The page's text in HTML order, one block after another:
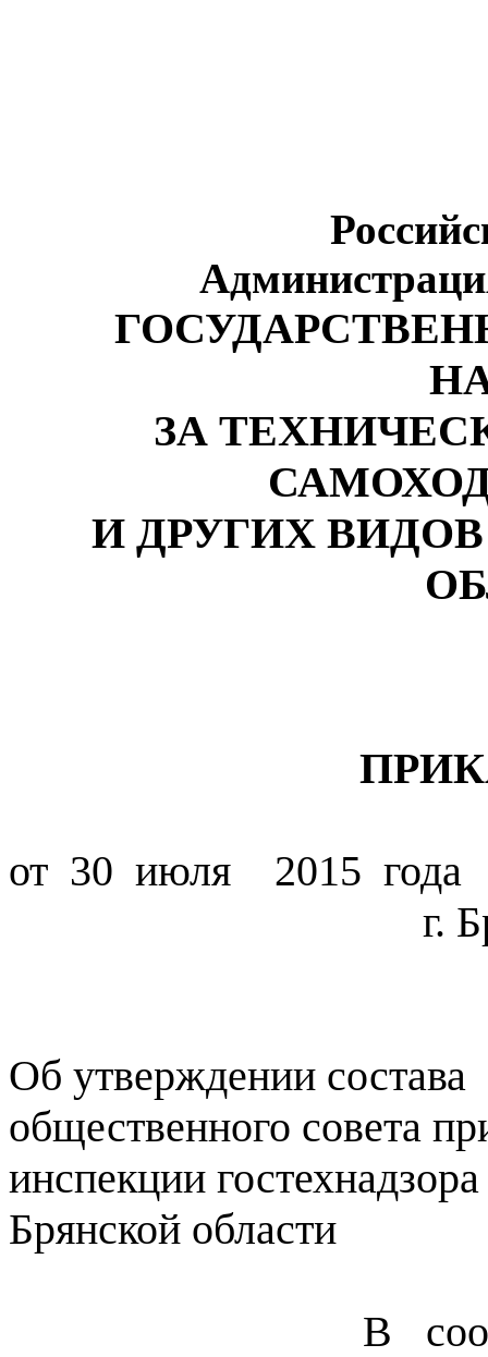
ЗА
И ДРУГИХ
от 30 июля
2015 года
г.
Об утверждении состава
общественного совета
инспекции гостехнадзора
Брянской области
В